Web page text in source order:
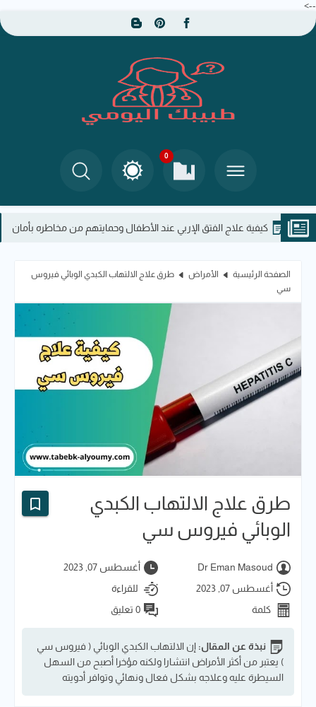
-->
0
كيفية علاج الفتق الإربي عند الأطفال وحمايتهم من مخاطره بأمان
الصفحة الرئيسية الأمراض
طرق علاج الالتهاب الكبدي الوبائي فيروس
سي
طرق علاج الالتهاب الكبدي
الوبائي فيروس سي
Dr Eman Masoud
أغسطس 07, 2023
أغسطس 07, 2023
للقراءة
كلمة
0 تعليق
نبذة عن المقال: إن الالتهاب الكبدي الوبائي ( فيروس سي
) يعتبر من أكثر الأمراض انتشارا ولكنه مؤخرا أصبح من السهل
السيطرة عليه وعلاجه بشكل فعال ونهائي وتوافر أدويته